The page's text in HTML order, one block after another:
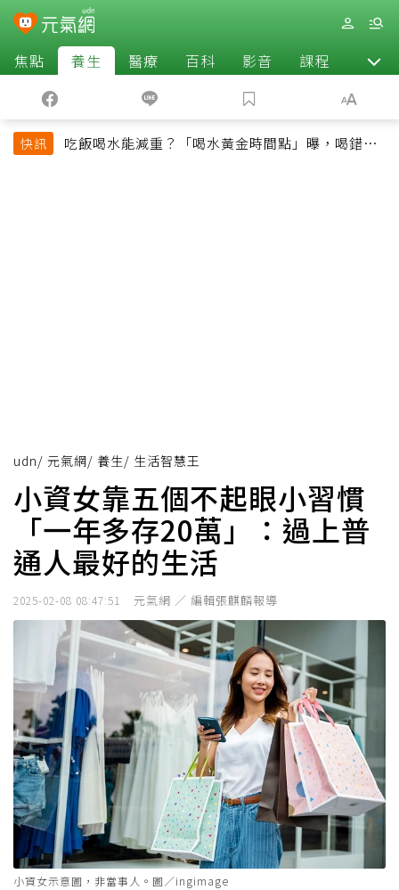
焦點 養生 醫療 百科 影音 課程 退休
快訊
吃飯喝水能減重？「喝水黃金時間點」曝，喝錯時
udn/ 元氣網/ 養生/ 生活智慧王
小資女靠五個不起眼小習慣
「一年多存20萬」：過上普
通人最好的生活
2025-02-08 08:47:51 元氣網 ／ 編輯張麒麟報導
小資女示意圖，非當事人。圖／ingimage